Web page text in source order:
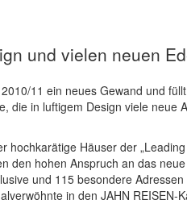
und vielen neuen
11 ein neues Gewand und
die in luftigem Design viele neue
Häuser der
den hohen Anspruch an das
und 115 besondere
in den JAHN REISEN-